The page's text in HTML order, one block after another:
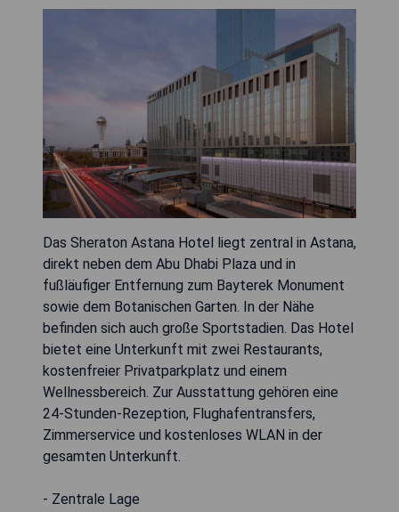
Das Sheraton Astana Hotel liegt zentral in Astana,
direkt neben dem Abu Dhabi Plaza und in
fußläufiger Entfernung zum Bayterek Monument
sowie dem Botanischen Garten. In der Nähe
befinden sich auch große Sportstadien. Das Hotel
bietet eine Unterkunft mit zwei Restaurants,
kostenfreier Privatparkplatz und einem
Wellnessbereich. Zur Ausstattung gehören eine
24-Stunden-Rezeption, Flughafentransfers,
Zimmerservice und kostenloses WLAN in der
gesamten Unterkunft.
- Zentrale Lage